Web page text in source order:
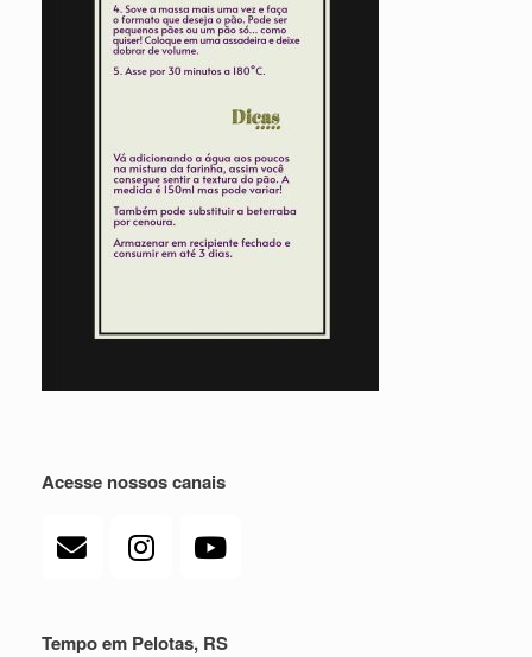
Acesse nossos canais
Tempo em Pelotas, RS